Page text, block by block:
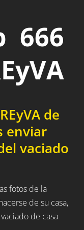
666
de
enviar
vaciado
fotos de la
de su casa,
de casa